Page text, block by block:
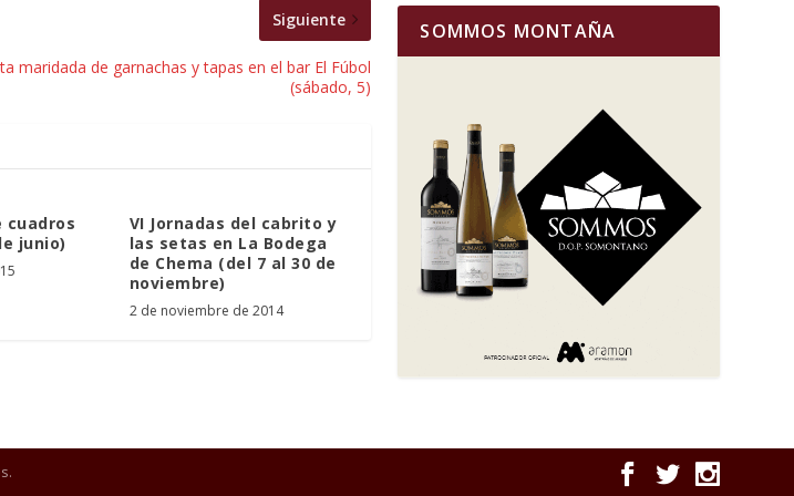
Siguiente
maridada de garnachas y tapas en el bar El Fúbol
(sábado, 5)
cuadros
junio)
VI Jornadas del cabrito y
las setas en La Bodega
de Chema (del 7 al 30 de
noviembre)
2 de noviembre de 2014
SOMMOS MONTAÑA